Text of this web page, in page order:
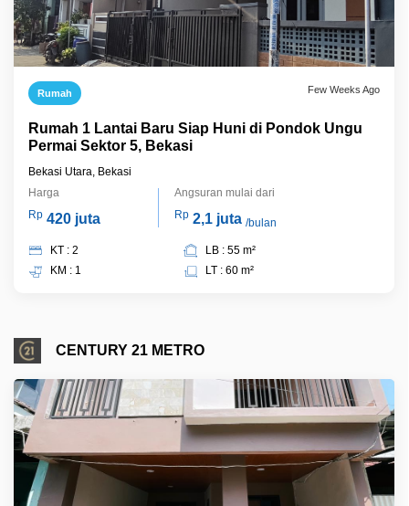
Rumah Few Weeks Ago
Rumah 1 Lantai Baru Siap Huni di Pondok Ungu
Permai Sektor 5, Bekasi
Bekasi Utara, Bekasi
Harga
Rp 420 juta
Angsuran mulai dari
Rp 2,1 juta /bulan
KT : 2
KM : 1
LB : 55 m²
LT : 60 m²
CENTURY 21 METRO